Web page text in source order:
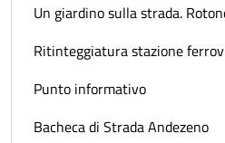
Un giardino sulla strada.
Ritinteggiatura stazione
Punto informativo
Bacheca di Strada Andezeno